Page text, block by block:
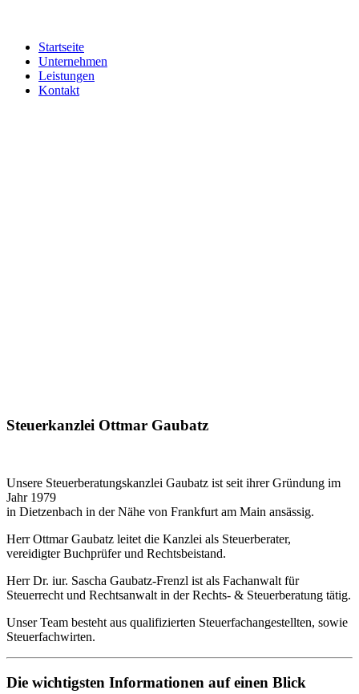
Startseite
Unternehmen
Leistungen
Kontakt
Steuerkanzlei Ottmar Gaubatz
Unsere Steuerberatungskanzlei Gaubatz ist seit ihrer Gründung im
Jahr 1979
in Dietzenbach in der Nähe von Frankfurt am Main ansässig.
Herr Ottmar Gaubatz leitet die Kanzlei als Steuerberater,
vereidigter Buchprüfer und Rechtsbeistand.
Herr Dr. iur. Sascha Gaubatz-Frenzl ist als Fachanwalt für
Steuerrecht und Rechtsanwalt in der Rechts- & Steuerberatung tätig.
Unser Team besteht aus qualifizierten Steuerfachangestellten, sowie
Steuerfachwirten.
Die wichtigsten Informationen auf einen Blick